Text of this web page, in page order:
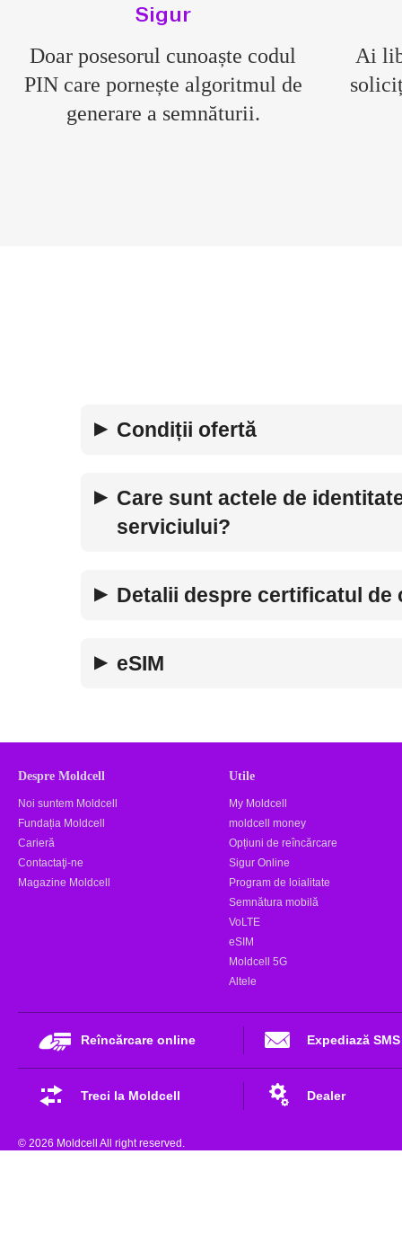
Sigur
Doar posesorul cunoaște codul
PIN care pornește algoritmul de
generare a semnăturii.
Ai
Condiții ofertă
Care sunt actele de
serviciului?
Detalii despre certificatul de
eSIM
Despre Moldcell
Noi suntem Moldcell
Fundația Moldcell
Carieră
Contactaţi-ne
Magazine Moldcell
Utile
My Moldcell
moldcell money
Opțiuni de reîncărcare
Sigur Online
Program de loialitate
Semnătura mobilă
VoLTE
eSIM
Moldcell 5G
Altele
Reîncărcare online Expediază SMS
Treci la Moldcell Dealer
© 2026 Moldcell All right reserved.